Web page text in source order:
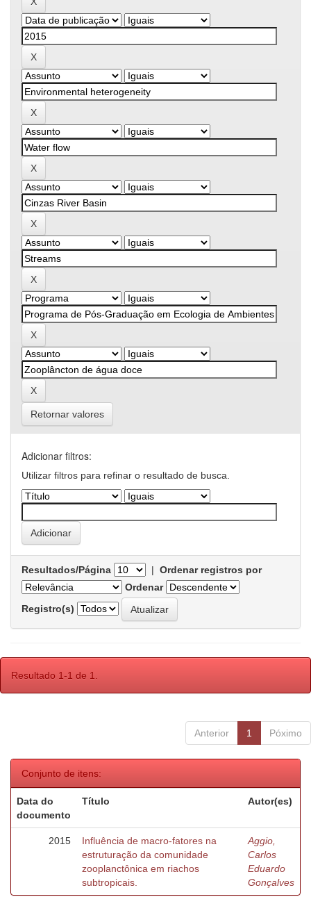
Retornar valores
Adicionar filtros:
Utilizar filtros para refinar o resultado de busca.
Resultados/Página | Ordenar registros por
Ordenar
Registro(s)
Resultado 1-1 de 1.
Anterior 1 Póximo
Conjunto de itens:
Data do
documento
Título Autor(es)
2015
Influência de macro-fatores na
estruturação da comunidade
zooplanctônica em riachos
subtropicais.
Aggio,
Carlos
Eduardo
Gonçalves